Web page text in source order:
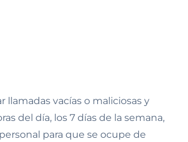
vacías o maliciosas y
del día, los 7 días de la semana,
para que se ocupe de